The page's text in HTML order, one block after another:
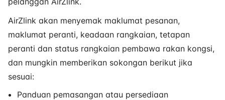
AirZlink akan menyemak maklumat pesanan,
maklumat peranti, keadaan rangkaian, tetapan
peranti dan status rangkaian pembawa rakan kongsi,
dan mungkin memberikan sokongan berikut jika
sesuai:
Panduan pemasangan atau persediaan